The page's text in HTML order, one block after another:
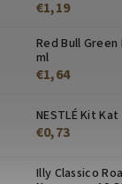
€1,19
Red Bull
ml
€1,64
NESTLÉ Kit
€0,73
Illy Classico